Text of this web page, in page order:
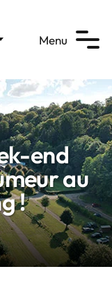
Menu
end
au
!